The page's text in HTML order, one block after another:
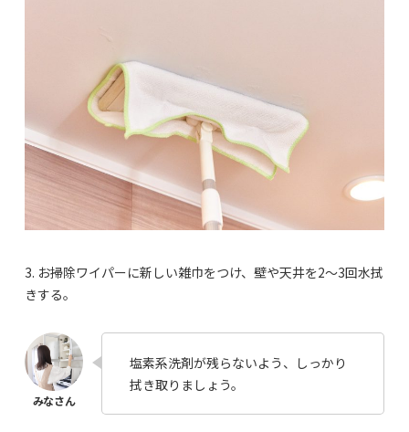
3. お掃除ワイパーに新しい雑巾をつけ、壁や天井を2〜3回水拭
きする。
塩素系洗剤が残らないよう、しっかり
拭き取りましょう。